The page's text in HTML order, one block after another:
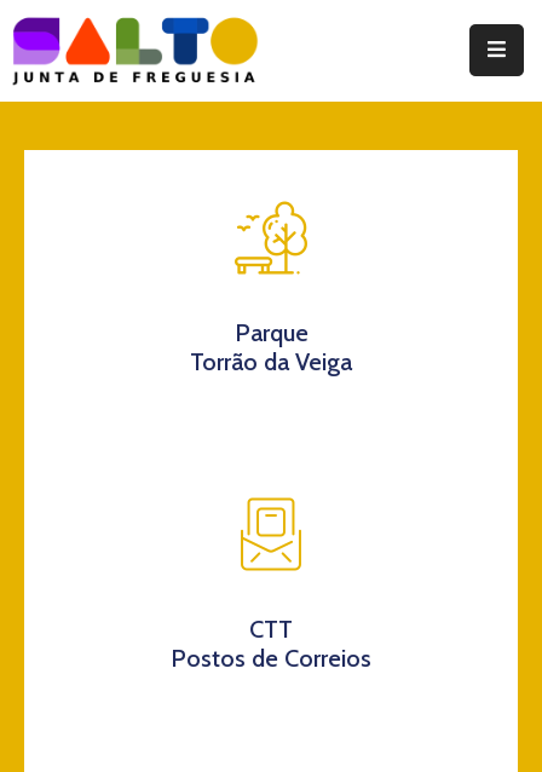
Instituição
Parque
Torrão da Veiga
CTT
Postos de Correios